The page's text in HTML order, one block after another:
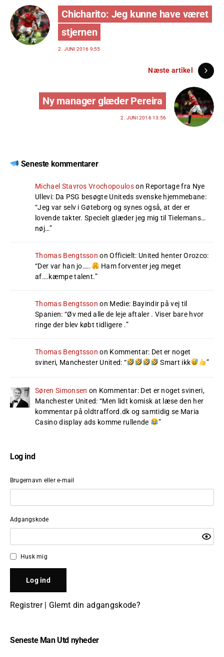
Chicharito: Jeg kunne have været
stjernen
2. JUNI 2016 9:55
Næste artikel
Ny manager glæder Pereira
2. JUNI 2016 13:56
Seneste kommentarer
Michael Stavros Vrochopouloson Reportage fra Nye
Ullevi: Da PSG besøgte Uniteds svenske hjemmebane:
“Jeg var selv i Gøteborg og synes også, at der er
lovende takter. Specielt glæder jeg mig til Tielemans…
nøj…”
Thomas Bengtsson onOfficielt: United henter Orozco:
“Der var han jo…..
Ham forventer jeg meget
af….kæmpe talent.”
Thomas Bengtsson on Medie: Bayindir på vej til
Spanien: “Øv med alle de leje aftaler . Viser bare hvor
ringe der blev købt tidligere .”
Thomas Bengtsson on Kommentar: Det er noget
svineri, Manchester United: “ Smart ikk ”
Søren Simonsen on Kommentar: Det er noget svineri,
Manchester United: “Men lidt komisk at læse den her
kommentar på oldtrafford.dk og samtidig se Maria
Casino display ads komme rullende
”
Log ind
Brugernavn eller e-mail
Adgangskode
Husk mig
Registrer| Glemt din adgangskode?
Seneste Man Utd nyheder